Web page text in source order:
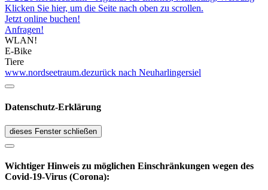
Klicken Sie hier, um die Seite nach oben zu scrollen.
Jetzt online buchen!
Anfragen!
WLAN!
E-Bike
Tiere
www.nordseetraum.dezurück nach Neuharlingersiel
Datenschutz-Erklärung
dieses Fenster schließen
Wichtiger Hinweis zu möglichen Ein­schränk­ungen wegen des
Covid-19-Virus (Corona):